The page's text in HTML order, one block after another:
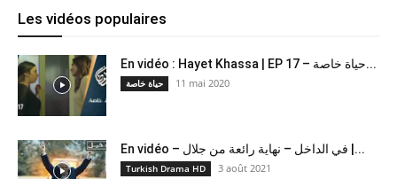
Les vidéos populaires
En vidéo : Hayet Khassa | EP 17 – حياة خاصة...
حياة خاصة 11 mai 2020
En vidéo – في الداخل – نهاية رائعة من جلال |...
Turkish Drama HD 3 août 2021